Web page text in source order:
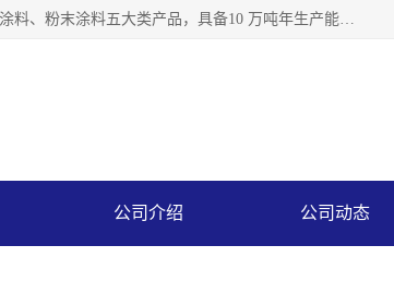
江苏兰陵化工集团有限公司主要生产防腐涂料、建筑涂料、船舶涂料、彩钢涂料、粉末涂料五大类产品，具备10 万吨年生产能力，可以提供优质精良的涂装施工服务，产品广销全国各地，大量出口亚非欧及拉美等国家。
公司介绍 公司动态